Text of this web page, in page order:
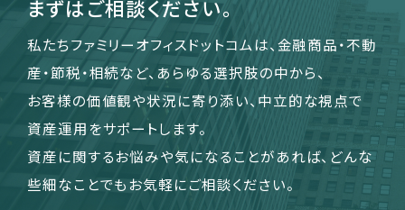
まずはご相談ください。
私たちファミリーオフィスドットコムは、金融商品・不動
産・節税・相続など、あらゆる選択肢の中から、
お客様の価値観や状況に寄り添い、中立的な視点で
資産運用をサポートします。
資産に関するお悩みや気になることがあれば、どんな
些細なことでもお気軽にご相談ください。